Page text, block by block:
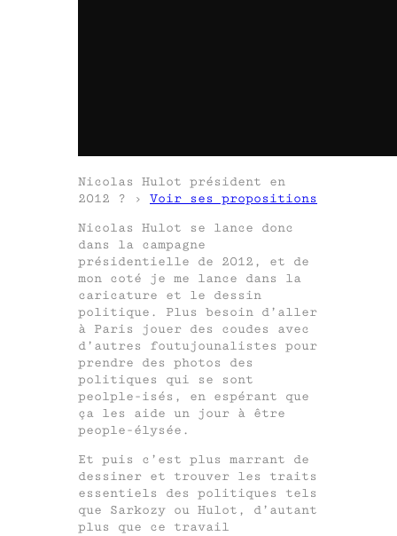
Nicolas Hulot président en
2012 ? › Voir ses propositions
Nicolas Hulot se lance donc
dans la campagne
présidentielle de 2012, et de
mon coté je me lance dans la
caricature et le dessin
politique. Plus besoin d’aller
à Paris jouer des coudes avec
d’autres foutujounalistes pour
prendre des photos des
politiques qui se sont
peolple-isés, en espérant que
ça les aide un jour à être
people-élysée.
Et puis c’est plus marrant de
dessiner et trouver les traits
essentiels des politiques tels
que Sarkozy ou Hulot, d’autant
plus que ce travail